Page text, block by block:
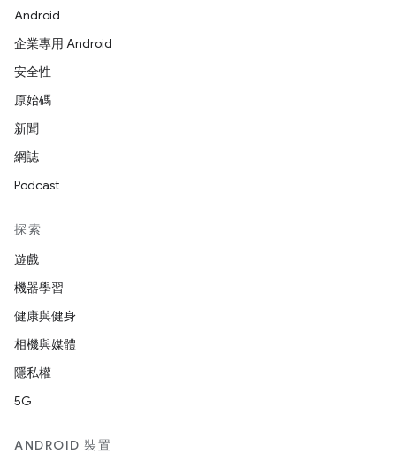
Android
企業專用 Android
安全性
原始碼
新聞
網誌
Podcast
探索
遊戲
機器學習
健康與健身
相機與媒體
隱私權
5G
ANDROID 裝置